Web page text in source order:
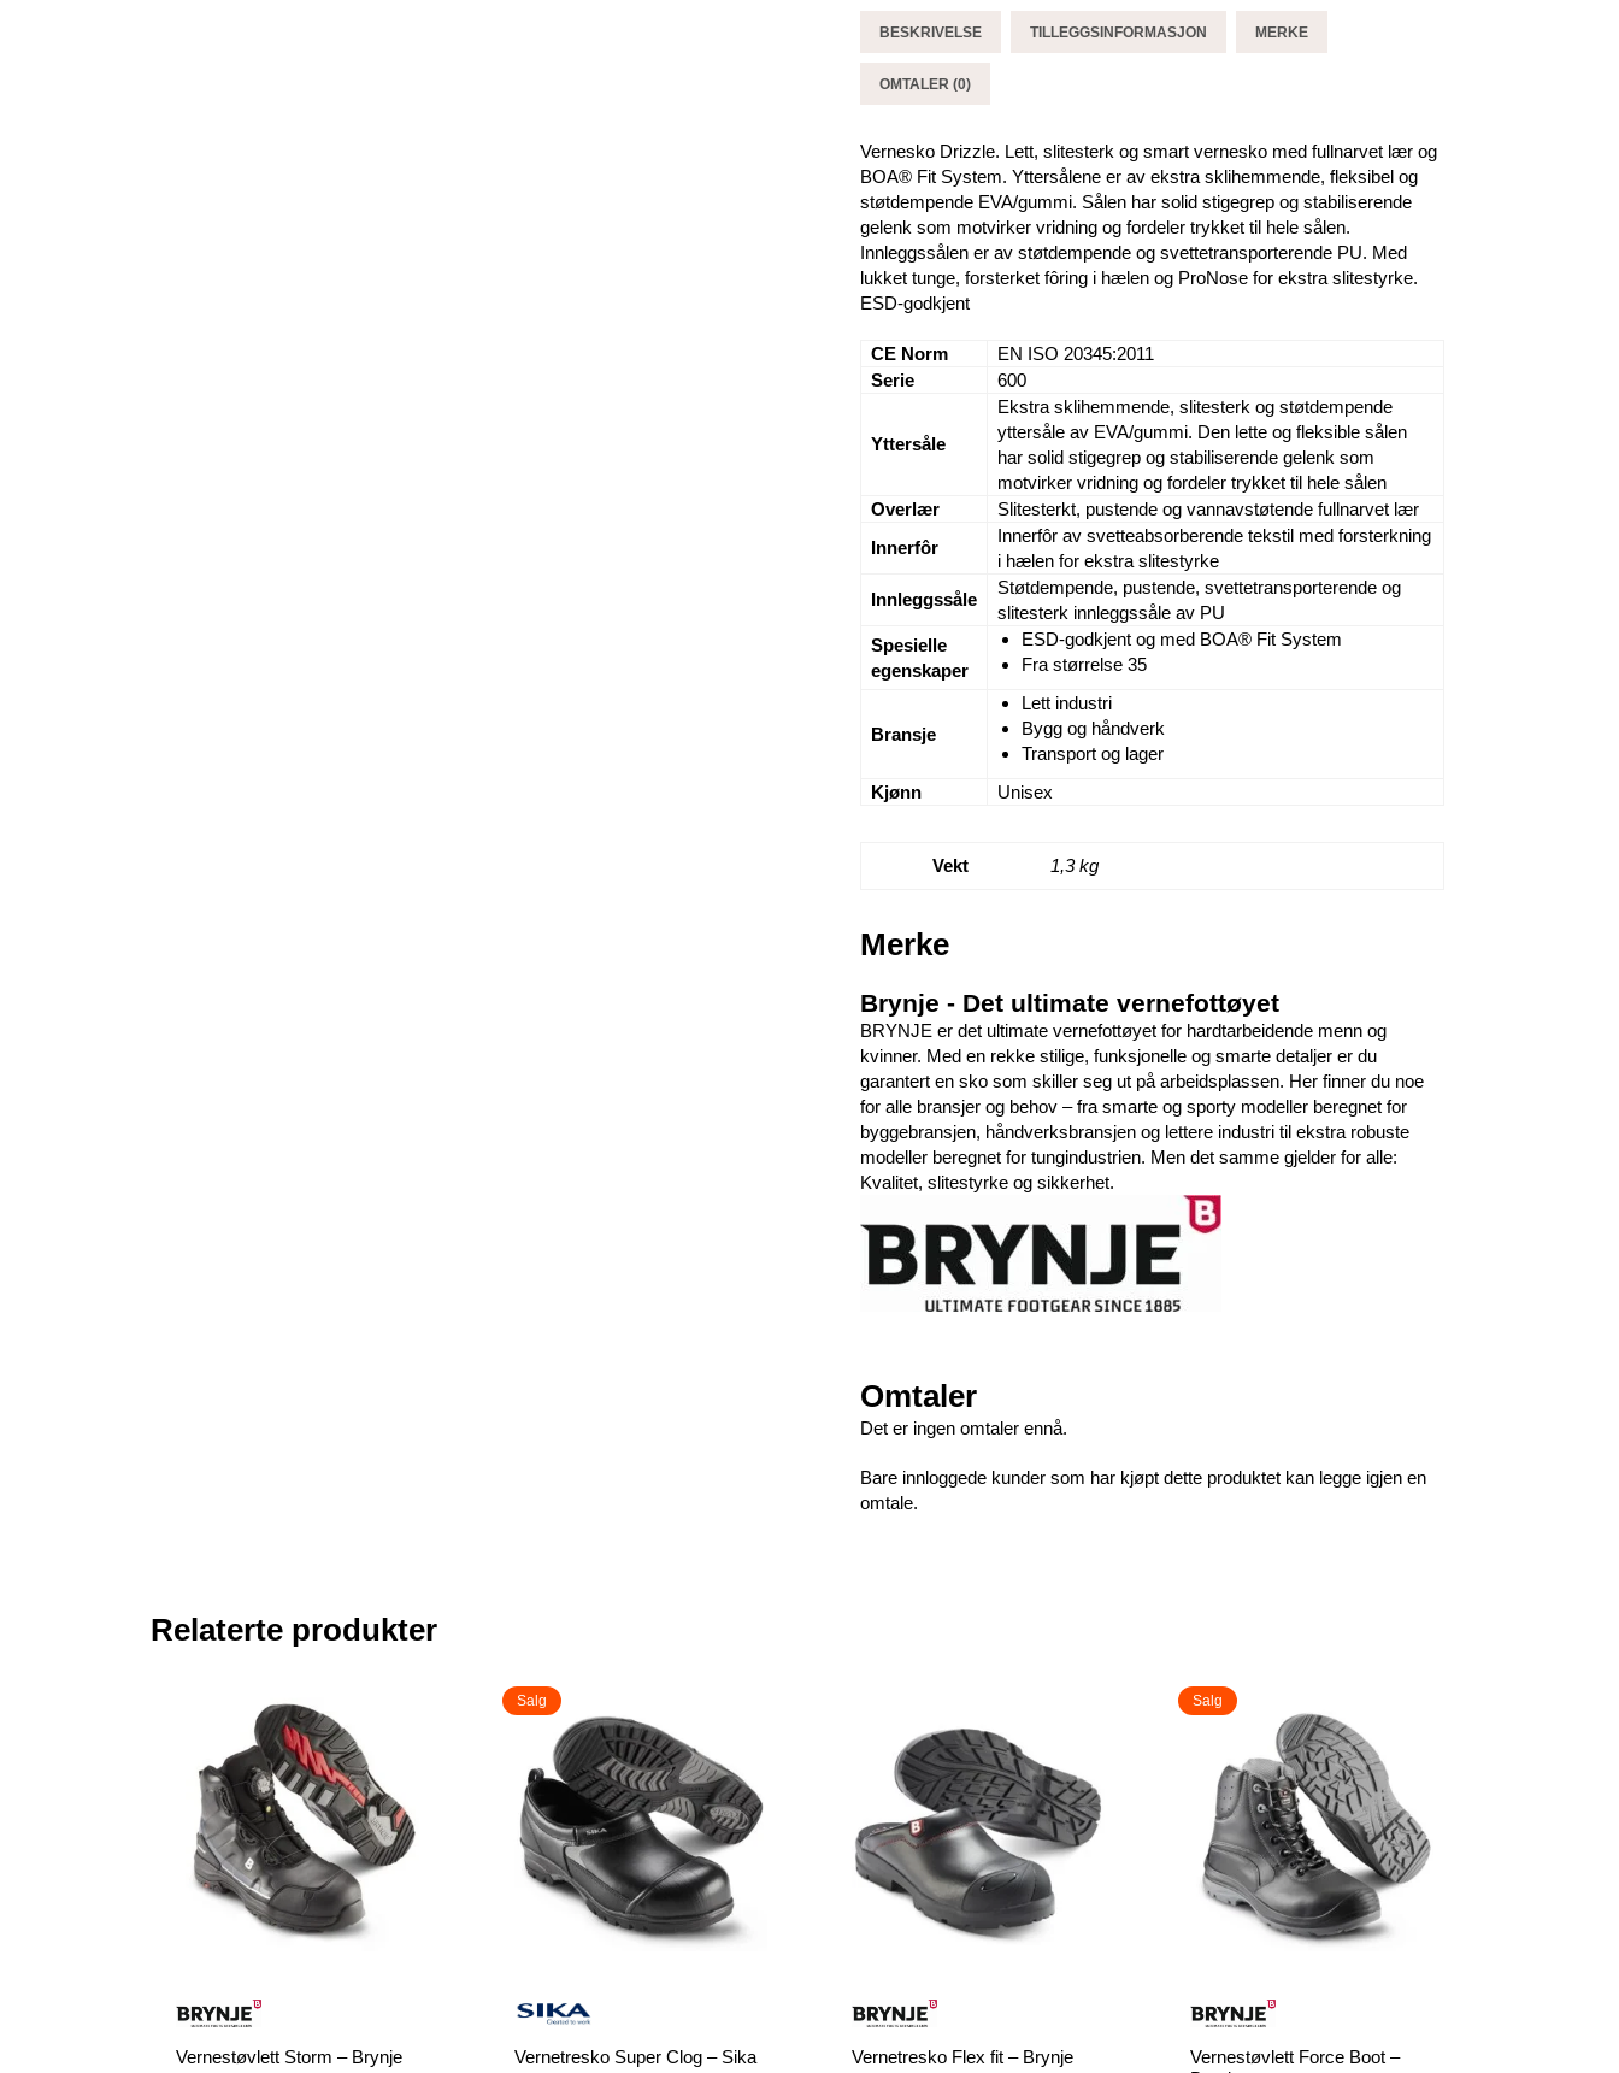
BESKRIVELSE TILLEGGSINFORMASJON MERKE
OMTALER (0)
Vernesko Drizzle. Lett, slitesterk og smart vernesko med fullnarvet lær og
BOA® Fit System. Yttersålene er av ekstra sklihemmende, fleksibel og
støtdempende EVA/gummi. Sålen har solid stigegrep og stabiliserende
gelenk som motvirker vridning og fordeler trykket til hele sålen.
Innleggssålen er av støtdempende og svettetransporterende PU. Med
lukket tunge, forsterket fôring i hælen og ProNose for ekstra slitestyrke.
ESD-godkjent
CE Norm
EN ISO 20345:2011
Serie
600
Yttersåle
Ekstra sklihemmende, slitesterk og støtdempende
yttersåle av EVA/gummi. Den lette og fleksible sålen
har solid stigegrep og stabiliserende gelenk som
motvirker vridning og fordeler trykket til hele sålen
Overlær
Slitesterkt, pustende og vannavstøtende fullnarvet lær
Innerfôr
Innerfôr av svetteabsorberende tekstil med forsterkning
i hælen for ekstra slitestyrke
Innleggssåle
Støtdempende, pustende, svettetransporterende og
slitesterk innleggssåle av PU
Spesielle
egenskaper
ESD-godkjent og med BOA® Fit System
Fra størrelse 35
Bransje
Lett industri
Bygg og håndverk
Transport og lager
Kjønn
Unisex
Vekt 1,3 kg
Merke
Brynje - Det ultimate vernefottøyet
BRYNJE er det ultimate vernefottøyet for hardtarbeidende menn og
kvinner. Med en rekke stilige, funksjonelle og smarte detaljer er du
garantert en sko som skiller seg ut på arbeidsplassen. Her finner du noe
for alle bransjer og behov – fra smarte og sporty modeller beregnet for
byggebransjen, håndverksbransjen og lettere industri til ekstra robuste
modeller beregnet for tungindustrien. Men det samme gjelder for alle:
Kvalitet, slitestyrke og sikkerhet.
Omtaler
Det er ingen omtaler ennå.
Bare innloggede kunder som har kjøpt dette produktet kan legge igjen en
omtale.
Relaterte produkter
Vernestøvlett Storm – Brynje
Salg
Vernetresko Super Clog – Sika
Vernetresko Flex fit – Brynje
Salg
Vernestøvlett Force Boot –